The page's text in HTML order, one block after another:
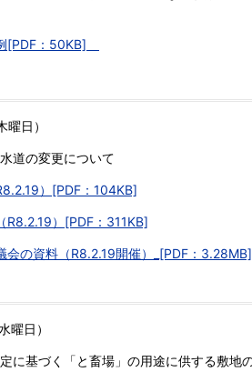
[PDF：50KB]
日）
道の変更について
）[PDF：104KB]
）[PDF：311KB]
会の資料（R8.2.19開催）_[PDF：3.28MB]
日）
基づく「と畜場」の用途に供する敷地